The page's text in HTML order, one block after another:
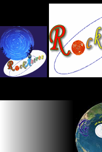
Panneau de gestion des cookies